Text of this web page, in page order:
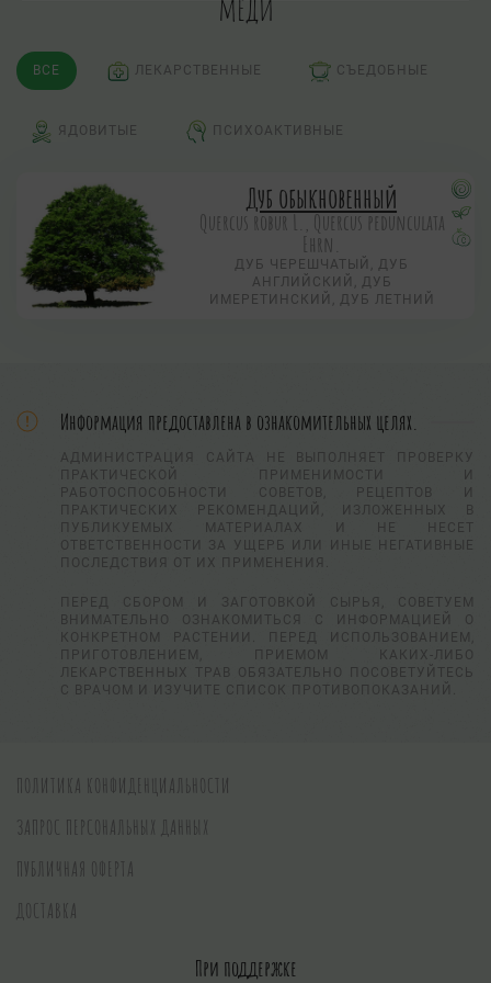
ВСЕ ЛЕКАРСТВЕННЫЕ СЪЕДОБНЫЕ
ЯДОВИТЫЕ ПСИХОАКТИВНЫЕ
Дуб обыкновенный
Quercus robur L., Quercus pedunculata
Ehrn.
ДУБ ЧЕРЕШЧАТЫЙ, ДУБ
АНГЛИЙСКИЙ, ДУБ
ИМЕРЕТИНСКИЙ, ДУБ ЛЕТНИЙ
Информация предоставлена в ознакомительных целях.
АДМИНИСТРАЦИЯ САЙТА НЕ ВЫПОЛНЯЕТ ПРОВЕРКУ
ПРАКТИЧЕСКОЙ ПРИМЕНИМОСТИ И
РАБОТОСПОСОБНОСТИ СОВЕТОВ, РЕЦЕПТОВ И
ПРАКТИЧЕСКИХ РЕКОМЕНДАЦИЙ, ИЗЛОЖЕННЫХ В
ПУБЛИКУЕМЫХ МАТЕРИАЛАХ И НЕ НЕСЕТ
ОТВЕТСТВЕННОСТИ ЗА УЩЕРБ ИЛИ ИНЫЕ НЕГАТИВНЫЕ
ПОСЛЕДСТВИЯ ОТ ИХ ПРИМЕНЕНИЯ.
ПЕРЕД СБОРОМ И ЗАГОТОВКОЙ СЫРЬЯ, СОВЕТУЕМ
ВНИМАТЕЛЬНО ОЗНАКОМИТЬСЯ С ИНФОРМАЦИЕЙ О
КОНКРЕТНОМ РАСТЕНИИ. ПЕРЕД ИСПОЛЬЗОВАНИЕМ,
ПРИГОТОВЛЕНИЕМ, ПРИЕМОМ КАКИХ-ЛИБО
ЛЕКАРСТВЕННЫХ ТРАВ ОБЯЗАТЕЛЬНО ПОСОВЕТУЙТЕСЬ
С ВРАЧОМ И ИЗУЧИТЕ СПИСОК ПРОТИВОПОКАЗАНИЙ.
ПОЛИТИКА КОНФИДЕНЦИАЛЬНОСТИ
ЗАПРОС ПЕРСОНАЛЬНЫХ ДАННЫХ
ПУБЛИЧНАЯ ОФЕРТА
ДОСТАВКА
При поддержке